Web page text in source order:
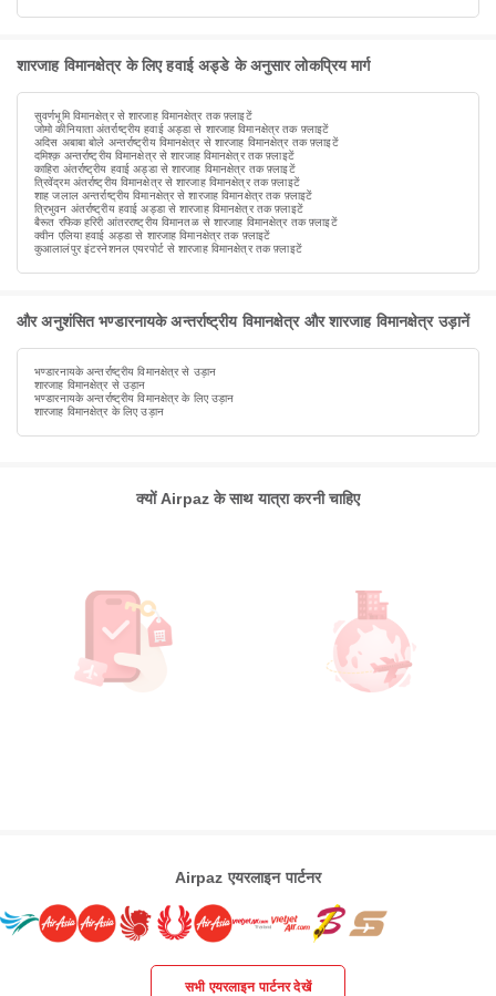
शारजाह विमानक्षेत्र के लिए हवाई अड्डे के अनुसार लोकप्रिय मार्ग
सुवर्णभूमि विमानक्षेत्र से शारजाह विमानक्षेत्र तक फ़्लाइटें
जोमो कीनियाता अंतर्राष्ट्रीय हवाई अड्डा से शारजाह विमानक्षेत्र तक फ़्लाइटें
अदिस अबाबा बोले अन्तर्राष्ट्रीय विमानक्षेत्र से शारजाह विमानक्षेत्र तक फ़्लाइटें
दमिश्क़ अन्तर्राष्ट्रीय विमानक्षेत्र से शारजाह विमानक्षेत्र तक फ़्लाइटें
काहिरा अंतर्राष्ट्रीय हवाई अड्डा से शारजाह विमानक्षेत्र तक फ़्लाइटें
त्रिवेंद्रम अंतर्राष्ट्रीय विमानक्षेत्र से शारजाह विमानक्षेत्र तक फ़्लाइटें
शाह जलाल अन्तर्राष्ट्रीय विमानक्षेत्र से शारजाह विमानक्षेत्र तक फ़्लाइटें
त्रिभुवन अंतर्राष्ट्रीय हवाई अड्डा से शारजाह विमानक्षेत्र तक फ़्लाइटें
बैरूत रफिक हरिरी आंतरराष्ट्रीय विमानतळ से शारजाह विमानक्षेत्र तक फ़्लाइटें
क्वीन एलिया हवाई अड्डा से शारजाह विमानक्षेत्र तक फ़्लाइटें
कुआलालंपुर इंटरनेशनल एयरपोर्ट से शारजाह विमानक्षेत्र तक फ़्लाइटें
और अनुशंसित भण्डारनायके अन्तर्राष्ट्रीय विमानक्षेत्र और शारजाह विमानक्षेत्र उड़ानें
भण्डारनायके अन्तर्राष्ट्रीय विमानक्षेत्र से उड़ान
शारजाह विमानक्षेत्र से उड़ान
भण्डारनायके अन्तर्राष्ट्रीय विमानक्षेत्र के लिए उड़ान
शारजाह विमानक्षेत्र के लिए उड़ान
क्यों Airpaz के साथ यात्रा करनी चाहिए
Airpaz एयरलाइन पार्टनर
सभी एयरलाइन पार्टनर देखें